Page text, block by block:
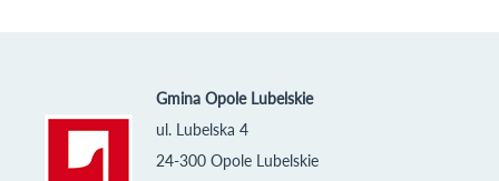
Gmina Opole Lubelskie
ul. Lubelska 4
24-300 Opole Lubelskie